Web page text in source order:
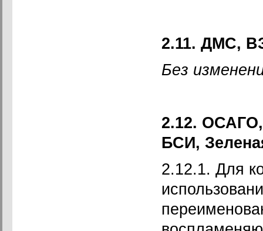
2.11. ДМС,
Без
2.12.
БСИ,
2.12.1. Для